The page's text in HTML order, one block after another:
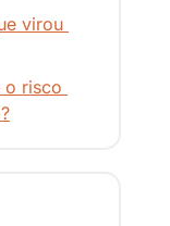
virou
o risco